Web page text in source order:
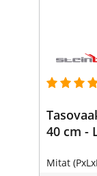
40 cm -
Mitat